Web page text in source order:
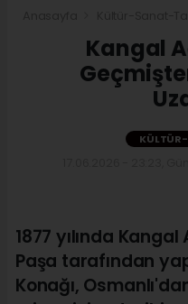
Kangal
1877 yılında
Paşa tarafından
Konağı,